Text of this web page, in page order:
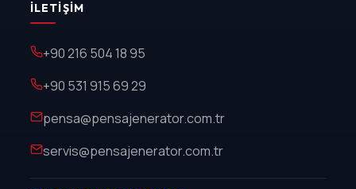
İLETIŞIM
+90 216 504 18 95
+90 531 915 69 29
pensa@pensajenerator.com.tr
servis@pensajenerator.com.tr